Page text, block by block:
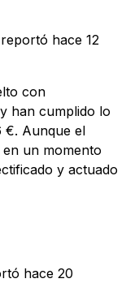
hace 12
con
han cumplido lo
€. Aunque el
un momento
y actuado
hace 20